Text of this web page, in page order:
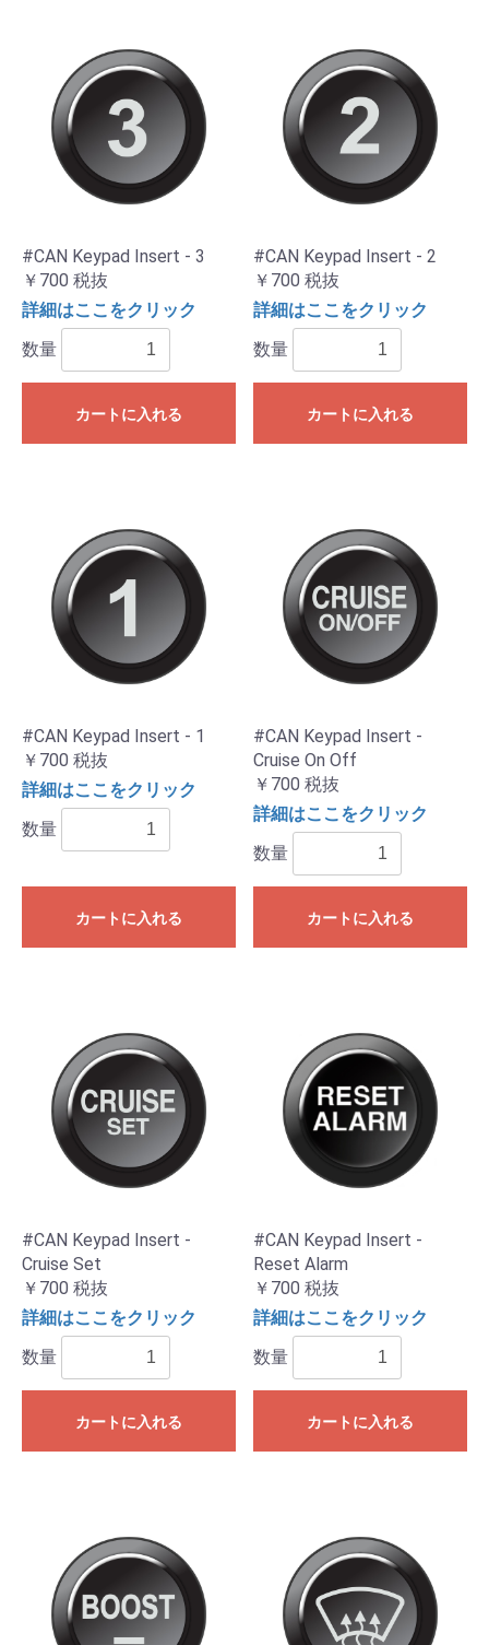
#CAN Keypad Insert - 3
￥700 税抜
詳細はここをクリック
数量
カートに入れる
#CAN Keypad Insert - 2
￥700 税抜
詳細はここをクリック
数量
カートに入れる
#CAN Keypad Insert - 1
￥700 税抜
詳細はここをクリック
数量
カートに入れる
#CAN Keypad Insert -
Cruise On Off
￥700 税抜
詳細はここをクリック
数量
カートに入れる
#CAN Keypad Insert -
Cruise Set
￥700 税抜
詳細はここをクリック
数量
カートに入れる
#CAN Keypad Insert -
Reset Alarm
￥700 税抜
詳細はここをクリック
数量
カートに入れる